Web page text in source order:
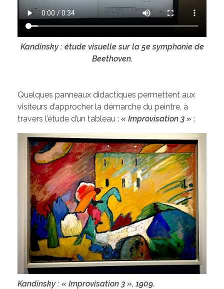
Kandinsky : étude visuelle sur la 5e symphonie de
Beethoven.
Quelques panneaux didactiques permettent aux
visiteurs d’approcher la démarche du peintre, à
travers l’étude d’un tableau : « Improvisation 3 » :
Kandinsky : « Improvisation 3 », 1909.